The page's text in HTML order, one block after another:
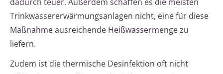
dadurch teuer. Außerdem schaffen es die meisten
Trinkwassererwärmungsanlagen nicht, eine für diese
Maßnahme ausreichende Heißwassermenge zu
liefern.
Zudem ist die thermische Desinfektion oft nicht